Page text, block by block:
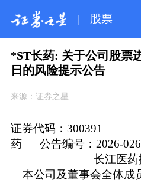
| 股票
*ST长药: 关于公司股票
日的风险提示公告
来源： 证券之星
证券代码：300391
药 公告编号：2026-026
长江医药控股
本公司及董事会全体成